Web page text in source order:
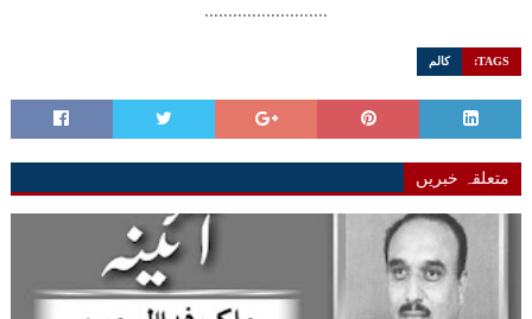
..........................
TAGS: کالم
متعلقہ خبریں